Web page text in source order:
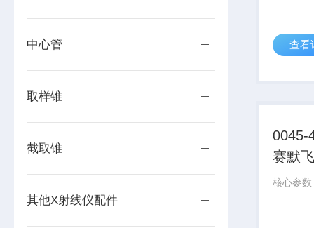
中心管
取样锥
截取锥
其他X射线仪配件
查看
0045-
赛默